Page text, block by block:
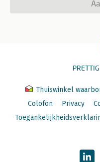
Thuiswinkel
Colofon
Privacy